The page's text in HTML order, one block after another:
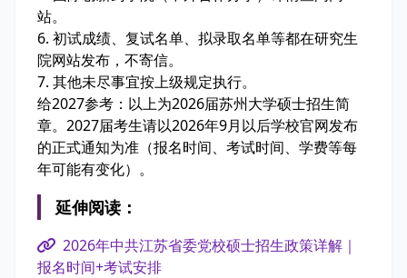
站。
6. 初试成绩、复试名单、拟录取名单等都在研究生
院网站发布，不寄信。
7. 其他未尽事宜按上级规定执行。
给2027参考：以上为2026届苏州大学硕士招生简
章。2027届考生请以2026年9月以后学校官网发布
的正式通知为准（报名时间、考试时间、学费等每
年可能有变化）。
延伸阅读：
2026年中共江苏省委党校硕士招生政策详解｜
报名时间+考试安排